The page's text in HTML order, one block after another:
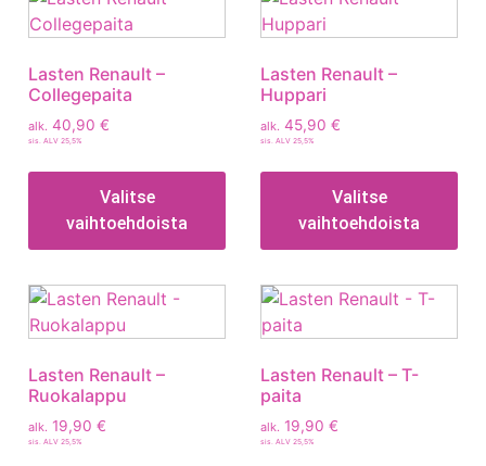
Lasten Renault –
Collegepaita
alk. 40,90 €
sis. ALV 25,5%
Valitse
vaihtoehdoista
Lasten Renault –
Huppari
alk. 45,90 €
sis. ALV 25,5%
Valitse
vaihtoehdoista
Lasten Renault –
Ruokalappu
alk. 19,90 €
sis. ALV 25,5%
Lasten Renault – T-
paita
alk. 19,90 €
sis. ALV 25,5%